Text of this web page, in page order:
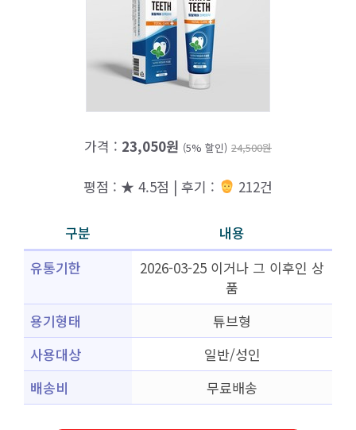
가격 : 23,050원 (5% 할인) 24,500원
평점 : ★ 4.5점 | 후기 : 212건
구분
내용
유통기한
2026-03-25 이거나 그 이후인 상
품
용기형태
튜브형
사용대상
일반/성인
배송비
무료배송